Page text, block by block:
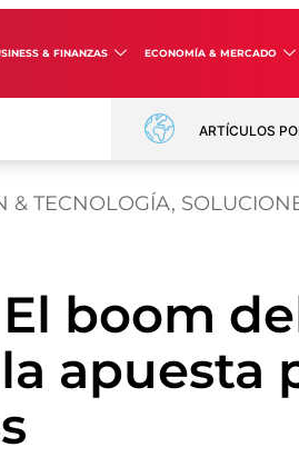
& FINANZAS ECONOMÍA & MERCADO
ARTÍCULOS
& TECNOLOGÍA,
boom
apuesta